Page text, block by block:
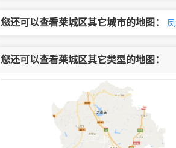
您还可以查看莱城区其它城市的地图：
您还可以查看莱城区其它类型的地图：